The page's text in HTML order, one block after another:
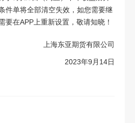
件单将全部清空失效，如您需要继
要在APP上重新设置，敬请知晓！
上海东亚期货有限公司
2023年9月14日